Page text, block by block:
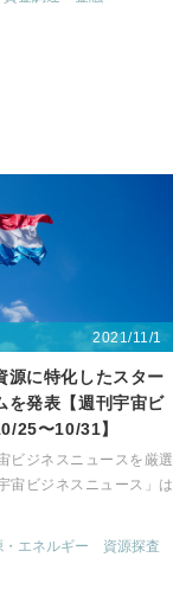
2021/11/1
源に特化したスター
を発表【週刊宇宙ビ
25〜10/31】
ビジネスニュースを厳選
宙ビジネスニュース」は
・エネルギー 資源探査